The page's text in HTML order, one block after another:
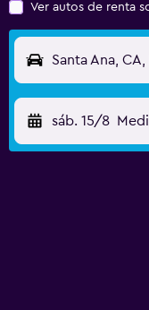
Ver autos de renta
sáb. 15/8